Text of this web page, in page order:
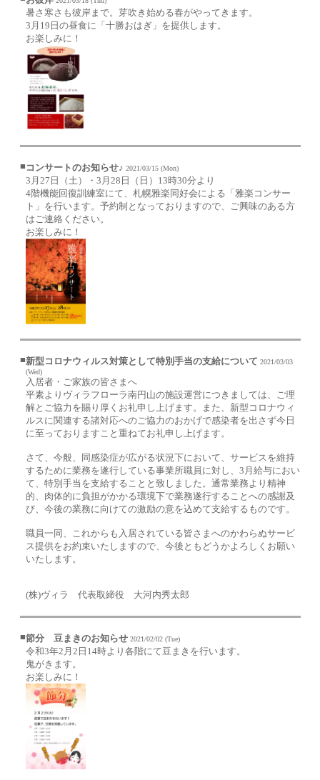
暑さ寒さも彼岸まで。芽吹き始める春がやってきます。
3月19日の昼食に「十勝おはぎ」を提供します。
お楽しみに！
■ コンサートのお知らせ♪ 2021/03/15 (Mon)
3月27日（土）・3月28日（日）13時30分より
4階機能回復訓練室にて、札幌雅楽同好会による「雅楽コンサー
ト」を行います。予約制となっておりますので、ご興味のある方
はご連絡ください。
お楽しみに！
■新型コロナウィルス対策として特別手当の支給について 2021/03/03
(Wed)
入居者・ご家族の皆さまへ
平素よりヴィラフローラ南円山の施設運営につきましては、ご理
解とご協力を賜り厚くお礼申し上げます。また、新型コロナウィ
ルスに関連する諸対応へのご協力のおかげで感染者を出さず今日
に至っておりますこと重ねてお礼申し上げます。
さて、今般、同感染症が広がる状況下において、サービスを維持
するために業務を遂行している事業所職員に対し、3月給与におい
て、特別手当を支給することと致しました。通常業務より精神
的、肉体的に負担がかかる環境下で業務遂行することへの感謝及
び、今後の業務に向けての激励の意を込めて支給するものです。
職員一同、これからも入居されている皆さまへのかわらぬサービ
ス提供をお約束いたしますので、今後ともどうかよろしくお願い
いたします。
(株)ヴィラ 代表取締役 大河内秀太郎
■節分 豆まきのお知らせ 2021/02/02 (Tue)
令和3年2月2日14時より各階にて豆まきを行います。
鬼がきます。
お楽しみに！